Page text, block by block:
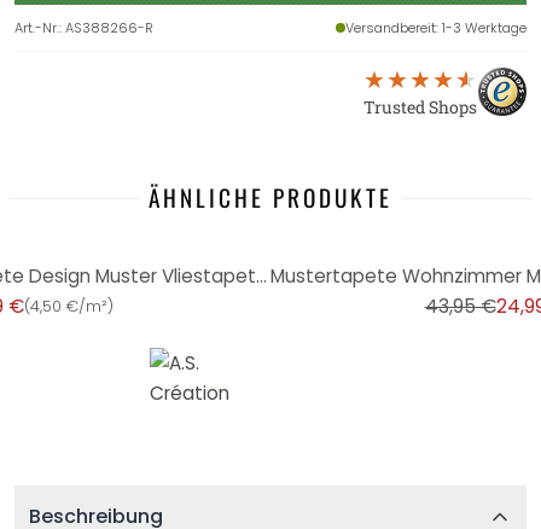
Art.-Nr.:AS388266-R Versandbereit: 1-3 Werktage
Trusted Shops
ÄHNLICHE PRODUKTE
Vlies Tapete Rosa Mustertapete Design Muster Vliestapete Schlafzimmer, Küche
€(4,50 €/m²) 43,95 €
Beschreibung